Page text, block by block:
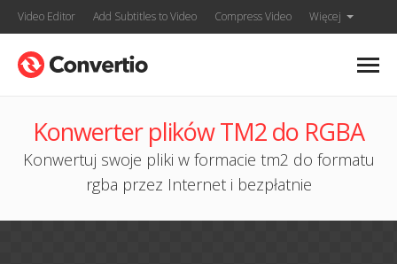
Video Editor Add Subtitles to Video Compress Video Więcej
Konwerter plików TM2 do RGBA
Konwertuj swoje pliki w formacie tm2 do formatu
rgba przez Internet i bezpłatnie